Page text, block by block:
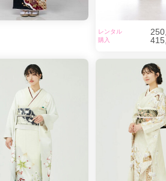
レンタル
購入